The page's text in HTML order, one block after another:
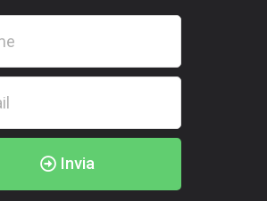
Invia